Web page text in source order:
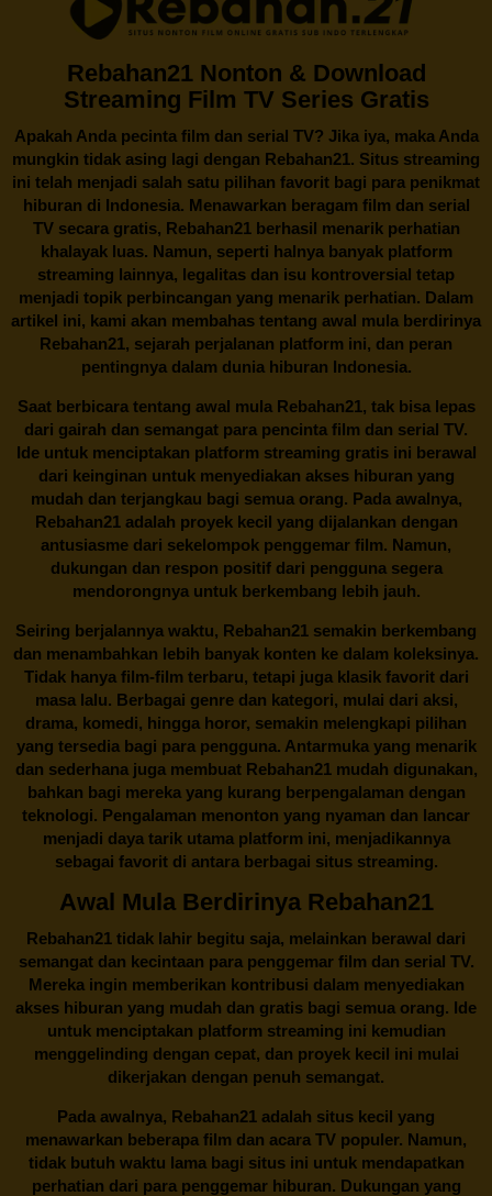
Rebahan21 Nonton & Download
Streaming Film TV Series Gratis
Apakah Anda pecinta film dan serial TV? Jika iya, maka Anda
mungkin tidak asing lagi dengan Rebahan21. Situs streaming
ini telah menjadi salah satu pilihan favorit bagi para penikmat
hiburan di Indonesia. Menawarkan beragam film dan serial
TV secara gratis, Rebahan21berhasil menarik perhatian
khalayak luas. Namun, seperti halnya banyak platform
streaming lainnya, legalitas dan isu kontroversial tetap
menjadi topik perbincangan yang menarik perhatian. Dalam
artikel ini, kami akan membahas tentang awal mula berdirinya
Rebahan21, sejarah perjalanan platform ini, dan peran
pentingnya dalam dunia hiburan Indonesia.
Saat berbicara tentang awal mula Rebahan21, tak bisa lepas
dari gairah dan semangat para pencinta film dan serial TV.
Ide untuk menciptakan platform streaming gratis ini berawal
dari keinginan untuk menyediakan akses hiburan yang
mudah dan terjangkau bagi semua orang. Pada awalnya,
Rebahan21 adalah proyek kecil yang dijalankan dengan
antusiasme dari sekelompok penggemar film. Namun,
dukungan dan respon positif dari pengguna segera
mendorongnya untuk berkembang lebih jauh.
Seiring berjalannya waktu, Rebahan21 semakin berkembang
dan menambahkan lebih banyak konten ke dalam koleksinya.
Tidak hanya film-film terbaru, tetapi juga klasik favorit dari
masa lalu. Berbagai genre dan kategori, mulai dari aksi,
drama, komedi, hingga horor, semakin melengkapi pilihan
yang tersedia bagi para pengguna. Antarmuka yang menarik
dan sederhana juga membuatRebahan21mudah digunakan,
bahkan bagi mereka yang kurang berpengalaman dengan
teknologi. Pengalaman menonton yang nyaman dan lancar
menjadi daya tarik utama platform ini, menjadikannya
sebagai favorit di antara berbagai situs streaming.
Awal Mula Berdirinya Rebahan21
Rebahan21 tidak lahir begitu saja, melainkan berawal dari
semangat dan kecintaan para penggemar film dan serial TV.
Mereka ingin memberikan kontribusi dalam menyediakan
akses hiburan yang mudah dan gratis bagi semua orang. Ide
untuk menciptakan platform streaming ini kemudian
menggelinding dengan cepat, dan proyek kecil ini mulai
dikerjakan dengan penuh semangat.
Pada awalnya, Rebahan21 adalah situs kecil yang
menawarkan beberapa film dan acara TV populer. Namun,
tidak butuh waktu lama bagi situs ini untuk mendapatkan
perhatian dari para penggemar hiburan. Dukungan yang